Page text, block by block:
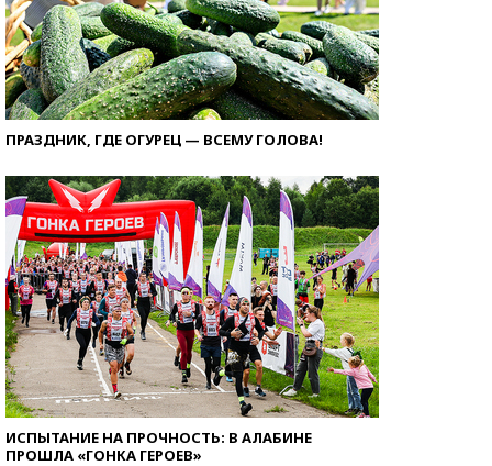
ПРАЗДНИК, ГДЕ ОГУРЕЦ — ВСЕМУ ГОЛОВА!
ИСПЫТАНИЕ НА ПРОЧНОСТЬ: В АЛАБИНЕ
ПРОШЛА «ГОНКА ГЕРОЕВ»